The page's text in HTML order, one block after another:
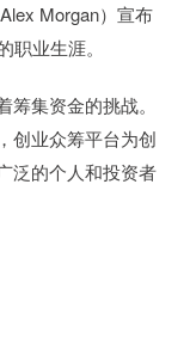
Morgan）宣布
业生涯。
集资金的挑战。
创业众筹平台为创
泛的个人和投资者